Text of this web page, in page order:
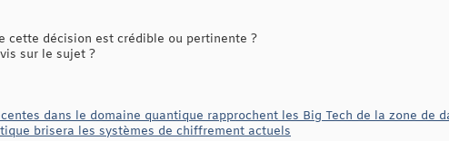
cette décision est crédible ou pertinente ?
sur le sujet ?
dans le domaine quantique rapprochent les Big Tech de la zone de
brisera les systèmes de chiffrement actuels